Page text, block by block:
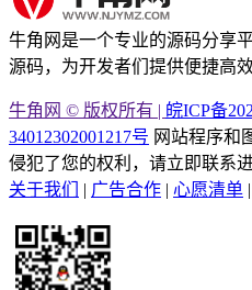
牛角网是一个专业的源码分享
源码，为开发者们提供便捷高
牛角网 © 版权所有 | 皖ICP备
34012302001217号 网站程序和
侵犯了您的权利，请立即联系
关于我们
| 广告合作 | 心愿清单 |